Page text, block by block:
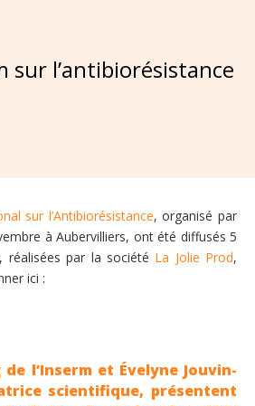
sur l’antibiorésistance
sur l’Antibiorésistance, organisé par
à Aubervilliers, ont été diffusés 5
réalisées par la société La Jolie Prod,
ici :
l’Inserm et Évelyne Jouvin-
scientifique, présentent